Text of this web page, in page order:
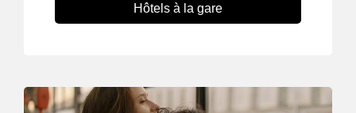
Hôtels à la gare